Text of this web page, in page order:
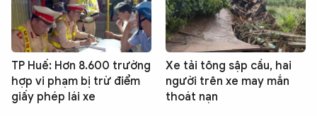
TP Huế: Hơn 8.600 trường
hợp vi phạm bị trừ điểm
giấy phép lái xe
Xe tải tông sập cầu, hai
người trên xe may mắn
thoát nạn